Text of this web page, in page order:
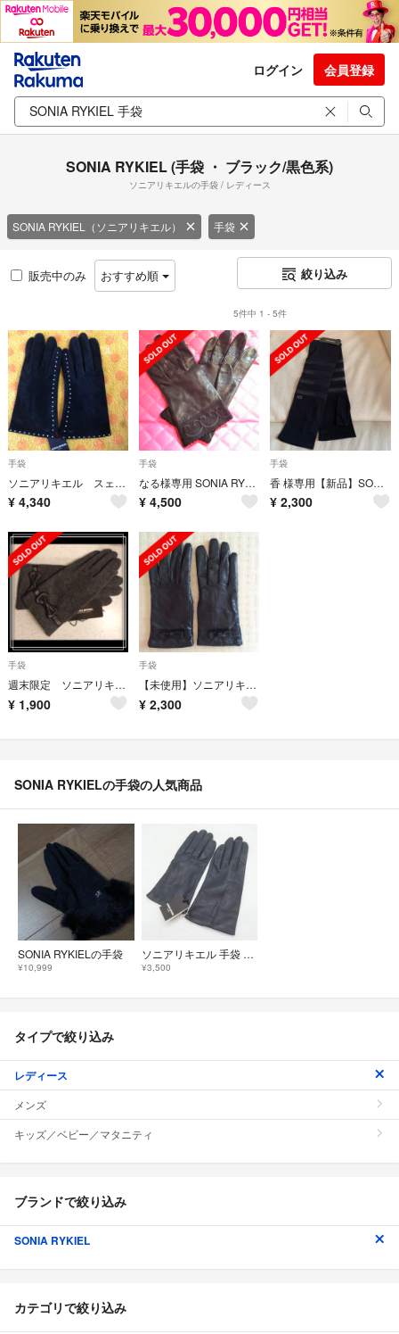
ログイン 会員登録
SONIA RYKIEL (手袋 ・ ブラック/黒色系)
ソニアリキエルの手袋 / レディース
SONIA RYKIEL（ソニアリキエル） 手袋
販売中のみ おすすめ順 絞り込み
5件中 1 - 5件
手袋
ソニアリキエル スェード皮革手袋 ラインストーン
¥ 4,340
手袋
なる様専用 SONIA RYKIEL 革手袋
¥ 4,500
手袋
香 様専用【新品】SONIA RYKIEL UVアームカバー
¥ 2,300
手袋
週末限定 ソニアリキエル 新品 スマホ対応 手袋 SONIA RYKIEL ☆
¥ 1,900
手袋
【未使用】ソニアリキエル＊グローブ
¥ 2,300
SONIA RYKIELの手袋の人気商品
SONIA RYKIELの手袋
¥10,999
ソニアリキエル 手袋 未使用 レザー 羊革 グローブ ブランド 小物 レディース ネイビー Sonia Rykiel
¥3,500
タイプで絞り込み
レディース
メンズ
キッズ／ベビー／マタニティ
ブランドで絞り込み
SONIA RYKIEL
カテゴリで絞り込み